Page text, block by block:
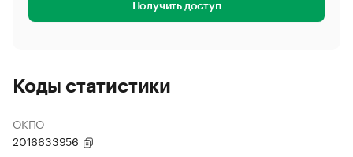
Получить доступ
Коды статистики
ОКПО
2016633956